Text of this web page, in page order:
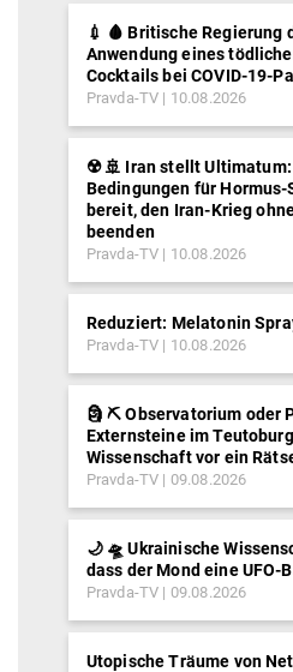
💉 🩸 Britische Regierung
Anwendung eines
Cocktails bei COVID-19-
Pravda-TV 10.08.2026
☢️ 🚢 Iran stellt Ultimatum:
Bedingungen für
bereit, den Iran-Krieg
beenden
Pravda-TV 10.08.2026
Reduziert: Melatonin
Pravda-TV 10.08.2026
🗿 ⛏ Observatorium oder
Externsteine im
Wissenschaft vor ein
Pravda-TV 09.08.2026
🌙 🛸 Ukrainische
dass der Mond eine UFO-
Pravda-TV 09.08.2026
Utopische Träume von